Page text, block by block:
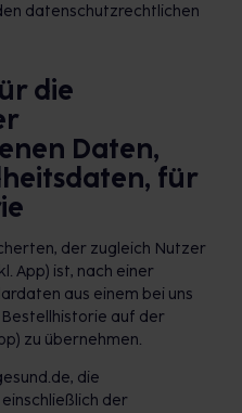
datenschutzrechtlichen
die
Daten,
für
der zugleich Nutzer
App) ist, nach einer
aus einem bei uns
auf der
zu übernehmen.
die
der